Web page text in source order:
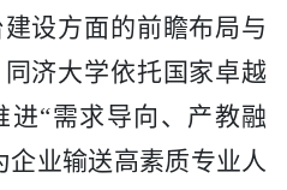
设方面的前瞻布局与
济大学依托国家卓越
进“需求导向、产教融
企业输送高素质专业人